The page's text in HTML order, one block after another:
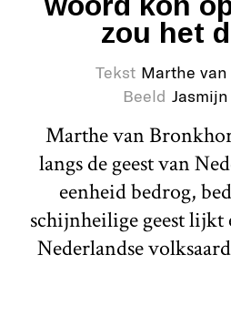
zou het
Tekst Marthe
Beeld
Marthe van
langs de geest van
eenheid bedrog,
schijnheilige geest lijkt
Nederlandse